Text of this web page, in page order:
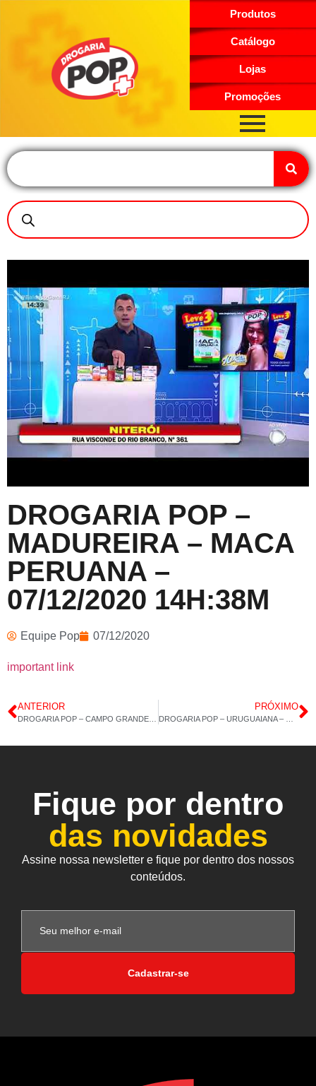
Produtos
Catálogo
Lojas
Promoções
DROGARIA POP –
MADUREIRA – MACA
PERUANA –
07/12/2020 14H:38M
Equipe Pop 07/12/2020
important link
ANTERIOR PRÓXIMO
Fique por dentro
das novidades
Assine nossa newsletter e fique por dentro dos nossos
conteúdos.
Cadastrar-se